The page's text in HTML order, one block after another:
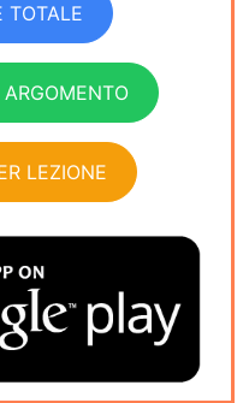
TOTALE
LEZIONE